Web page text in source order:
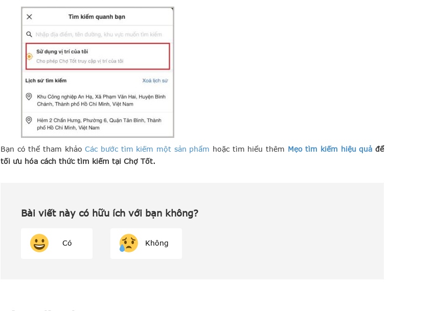
Bạn có thể tham khảoCác bước tìm kiếm một sản phẩm hoặc tìm hiểu thêm Mẹo tìm kiếm hiệu quả để
tối ưu hóa cách thức tìm kiếm tại Chợ Tốt.
Bài viết này có hữu ích với bạn không?
Có Không